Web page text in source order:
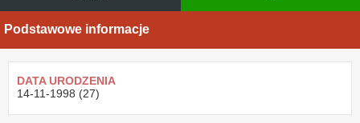
Podstawowe informacje
DATA URODZENIA
14-11-1998 (27)